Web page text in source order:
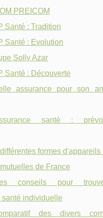
PREICOM
Santé : Tradition
Santé : Evolution
Solly Azar
Santé : Découverte
assurance pour son
santé :
formes d'appareils
de France
conseils pour
individuelle
des divers